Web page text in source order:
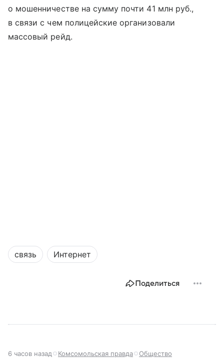
о мошенничестве на сумму почти 41 млн руб.,
в связи с чем полицейские организовали
массовый рейд.
связь Интернет
Поделиться
6 часов назад Комсомольская правда Общество